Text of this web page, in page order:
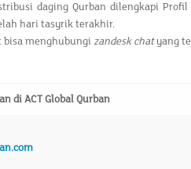
daging Qurban dilengkapi
hari tasyrik terakhir.
menghubungi zandesk chatyang
di ACT Global Qurban